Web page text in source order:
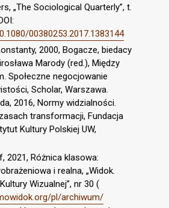
„The Sociological Quarterly”, t.
00380253.2017.1383144
2000, Bogacze, biedacy
Marody (red.), Między
Społeczne negocjowanie
Scholar, Warszawa.
2016, Normy widzialności.
transformacji, Fundacja
Kultury Polskiej UW,
2021, Różnica klasowa:
i realna, „Widok.
Wizualnej”, nr 30 (
pl/archiwum/